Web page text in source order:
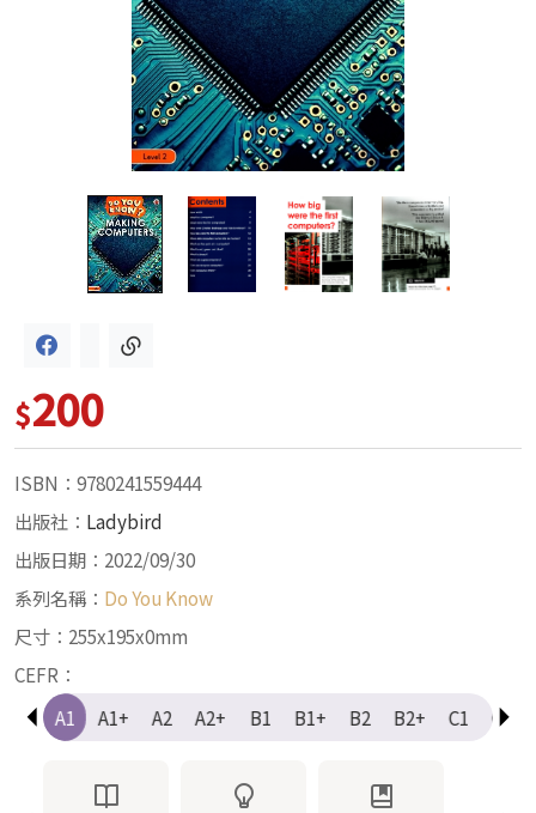
$200
ISBN：9780241559444
出版社： Ladybird
出版日期：2022/09/30
系列名稱： Do You Know
尺寸：255x195x0mm
CEFR：
A1
A1 A1+ A2 A2+ B1 B1+ B2 B2+ C1 C1+